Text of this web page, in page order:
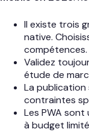
Il existe trois
native.
compétences.
Validez
étude de
La publication
contraintes
Les PWA
à budget